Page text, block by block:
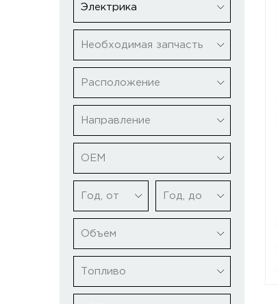
Электрика
Необходимая запчасть
Расположение
Направление
ОЕМ
Год, от Год, до
Объем
Топливо